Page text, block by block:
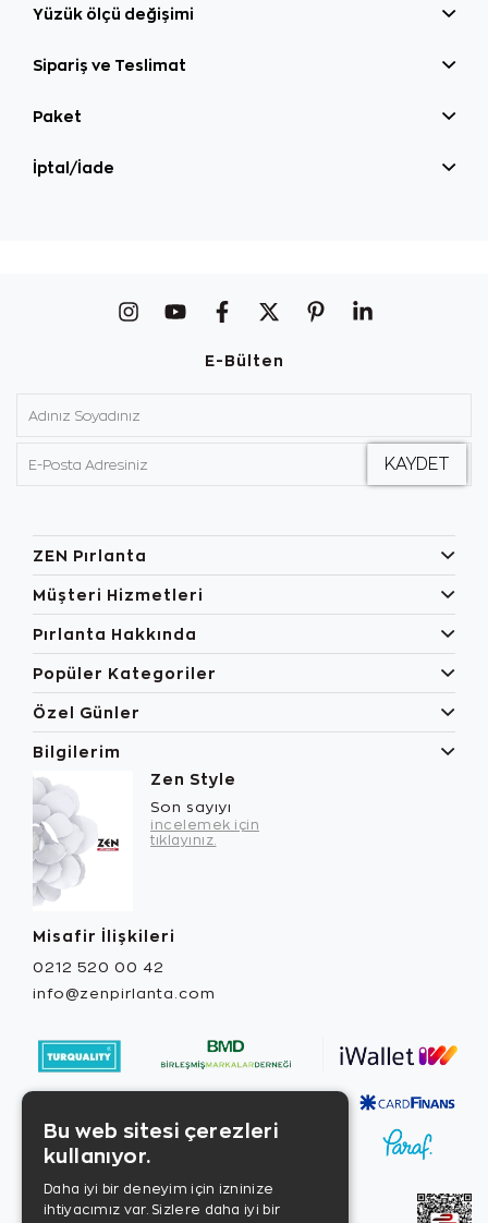
Yüzük ölçü değişimi
Sipariş ve Teslimat
Paket
İptal/İade
E-Bülten
ZEN Pırlanta
Müşteri Hizmetleri
Pırlanta Hakkında
Popüler Kategoriler
Özel Günler
Bilgilerim
Zen Style
Son sayıyı
incelemek için
tıklayınız.
Misafir İlişkileri
0212 520 00 42
info@zenpirlanta.com
Bu web sitesi çerezleri
kullanıyor.
Daha iyi bir deneyim için izninize
ihtiyacımız var. Sizlere daha iyi bir